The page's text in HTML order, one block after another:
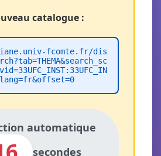
catalogue :
fcomte.fr/dis
automatique
secondes